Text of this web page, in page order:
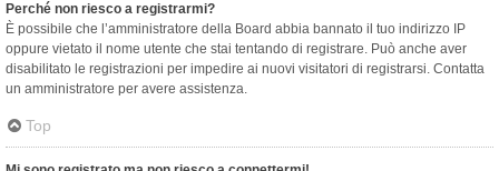
Perché non riesco a registrarmi?
È possibile che l’amministratore della Board abbia bannato il tuo indirizzo IP
oppure vietato il nome utente che stai tentando di registrare. Può anche aver
disabilitato le registrazioni per impedire ai nuovi visitatori di registrarsi. Contatta
un amministratore per avere assistenza.
Top